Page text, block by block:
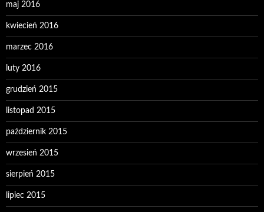
maj 2016
kwiecień 2016
marzec 2016
luty 2016
grudzień 2015
listopad 2015
październik 2015
wrzesień 2015
sierpień 2015
lipiec 2015